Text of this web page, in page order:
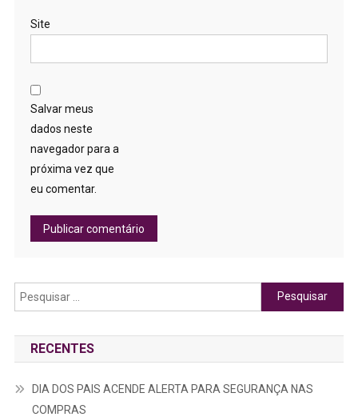
Site
Salvar meus
dados neste
navegador para a
próxima vez que
eu comentar.
Pesquisar
por:
RECENTES
DIA DOS PAIS ACENDE ALERTA PARA SEGURANÇA NAS
COMPRAS